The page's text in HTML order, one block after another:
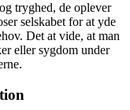
tryghed, de oplever
selskabet for at yde
Det at vide, at man
eller sygdom under